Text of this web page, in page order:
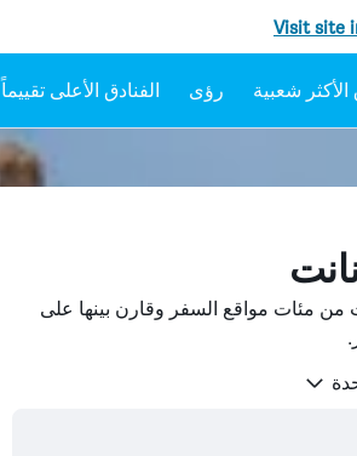
Visit site
رؤى الفنادق الأعلى تقييماً
مئات مواقع السفر وقارن بينها على